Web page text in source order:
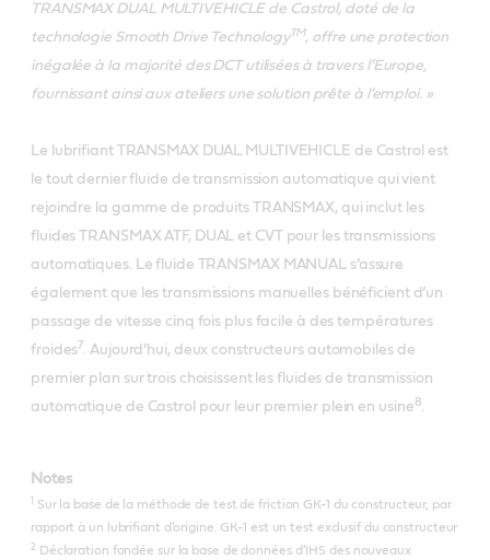
TRANSMAX DUAL MULTIVEHICLE de Castrol, doté de la
technologie Smooth Drive Technology TM, offre une protection
inégalée à la majorité des DCT utilisées à travers l’Europe,
fournissant ainsi aux ateliers une solution prête à l’emploi. »
Le lubrifiant TRANSMAX DUAL MULTIVEHICLE de Castrol est
le tout dernier fluide de transmission automatique qui vient
rejoindre la gamme de produits TRANSMAX, qui inclut les
fluides TRANSMAX ATF, DUAL et CVT pour les transmissions
automatiques. Le fluide TRANSMAX MANUAL s’assure
également que les transmissions manuelles bénéficient d’un
passage de vitesse cinq fois plus facile à des températures
froides7. Aujourd’hui, deux constructeurs automobiles de
premier plan sur trois choisissent les fluides de transmission
automatique de Castrol pour leur premier plein en usine 8.
Notes
Sur la base de la méthode de test de friction GK-1 du constructeur, par
rapport à un lubrifiant d’origine. GK-1 est un test exclusif du constructeur
2
Déclaration fondée sur la base de données d’IHS des nouveaux